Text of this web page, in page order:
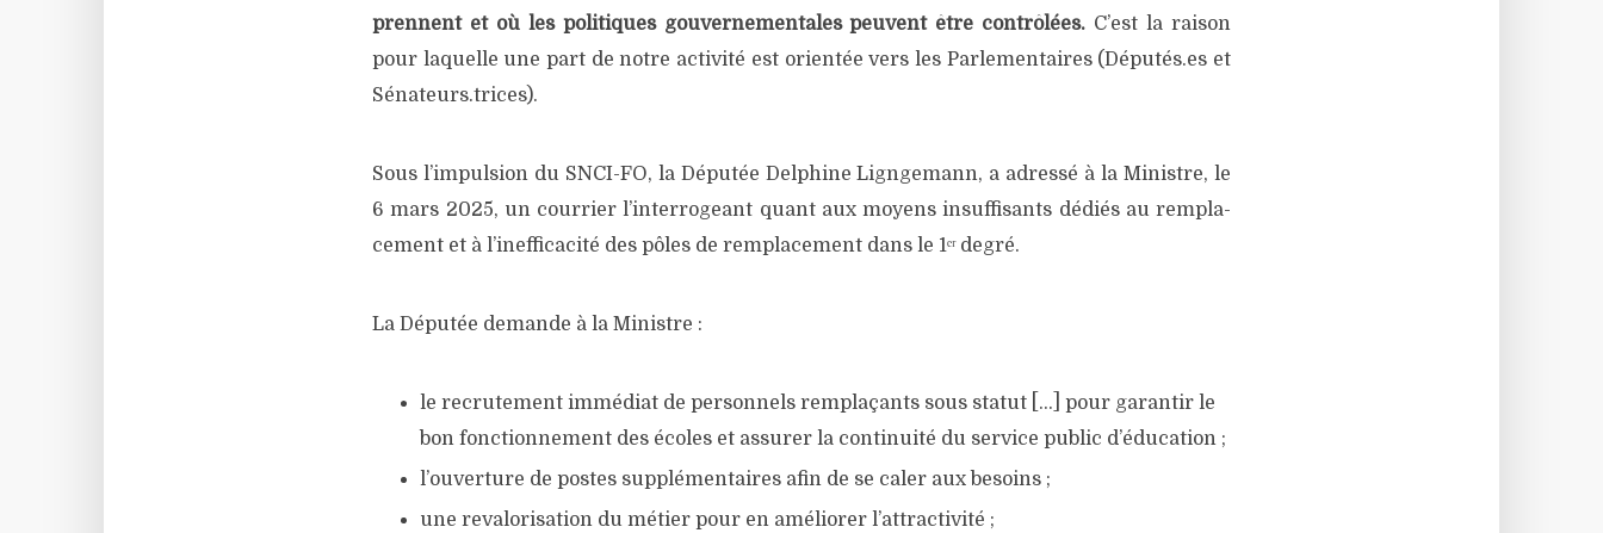
prennent et où les poli­tiques gou­ver­ne­men­tales peuvent être contrô­lées. C’est la rai­son
pour laquelle une part de notre acti­vi­té est orien­tée vers les Par­le­men­taires (Députés.es et
Sénateurs.trices).
Sous l’im­pul­sion du SNCI-FO, la Dépu­tée Del­phine Lign­ge­mann, a adres­sé à la Ministre, le
6 mars 2025, un cour­rier l’in­ter­ro­geant quant aux moyens insuf­fi­sants dédiés au rem­pla­
ce­ment et à l’i­nef­fi­ca­ci­té des pôles de rem­pla­ce­ment dans le 1ᵉʳ degré.
La Dépu­tée demande à la Ministre :
le recru­te­ment immé­diat de per­son­nels rem­pla­çants sous sta­tut […] pour garan­tir le
bon fonc­tion­ne­ment des écoles et assu­rer la conti­nui­té du ser­vice public d’é­du­ca­tion ;
l’ou­ver­ture de postes sup­plé­men­taires afin de se caler aux besoins ;
une reva­lo­ri­sa­tion du métier pour en amé­lio­rer l’at­trac­ti­vi­té ;